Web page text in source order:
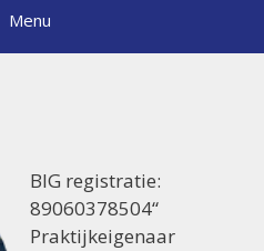
Menu
BIG registratie:
89060378504“
Praktijkeigenaar